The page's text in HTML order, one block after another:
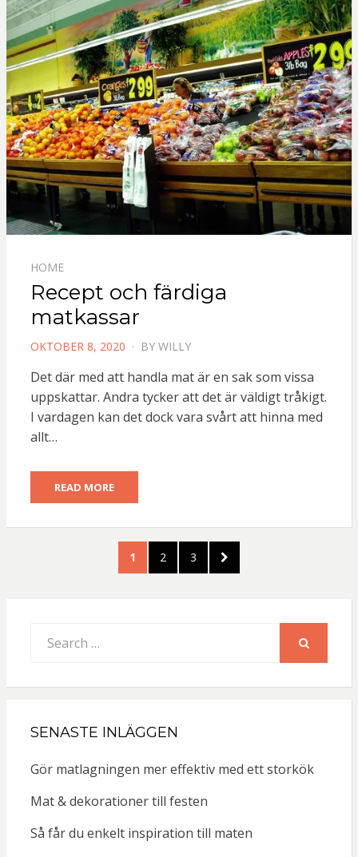
HOME
Recept och färdiga
matkassar
POSTED
OKTOBER 8, 2020 BY WILLY
Det där med att handla mat är en sak som vissa
uppskattar. Andra tycker att det är väldigt tråkigt.
I vardagen kan det dock vara svårt att hinna med
allt…
READ MORE
SidnumreringPAGE
1 PAGE
2 PAGE
3
NEXT
PAGE
for:
SENASTE INLÄGGEN
Gör matlagningen mer effektiv med ett storkök
Mat & dekorationer till festen
Så får du enkelt inspiration till maten